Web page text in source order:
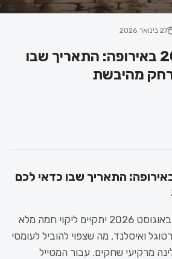
27 בינואר 2026
ליקוי חמה 2026 באירופה: התאריך שבו
מהיבשת
חמה 2026 באירופה: התאריך שבו כדאי לכם
ב-12 באוגוסט 2026 יתקיים ליקוי חמה מלא
ואיסלנד, מה שצפוי להוביל לעומסי
מרקיעי שחקים. עבור המטייל